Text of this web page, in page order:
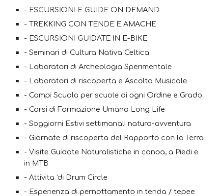
- ESCURSIONI E GUIDE ON DEMAND
- TREKKING CON TENDE E AMACHE
- ESCURSIONI GUIDATE IN E-BIKE
- Seminari di Cultura Nativa Celtica
- Laboratori di Archeologia Sperimentale
- Laboratori di riscoperta e Ascolto Musicale
- Campi Scuola per scuole di ogni Ordine e Grado
- Corsi di Formazione Umana Long Life
- Soggiorni Estivi settimanali natura-avventura
- Giornate di riscoperta del Rapporto con la Terra
- Visite Guidate Naturalistiche in canoa, a Piedi e
in MTB
- Attivita 'di Drum Circle
- Esperienza di pernottamento in tenda / tepee